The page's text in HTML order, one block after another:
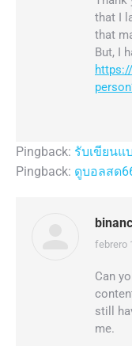
that I
that
But, I
Pingback: รับเขียนแ
Pingback: ดูบอลสด
dice:
febrero
Can
still
me.